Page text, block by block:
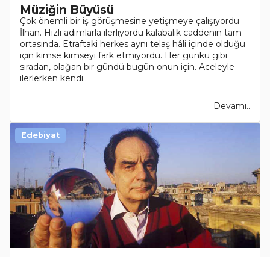
Müziğin Büyüsü
Çok önemli bir iş görüşmesine yetişmeye çalışıyordu
İlhan. Hızlı adımlarla ilerliyordu kalabalık caddenin tam
ortasında. Etraftaki herkes aynı telaş hâli içinde olduğu
için kimse kimseyi fark etmiyordu. Her günkü gibi
sıradan, olağan bir gündü bugün onun için. Aceleyle
ilerlerken kendi..
Devamı..
Edebiyat